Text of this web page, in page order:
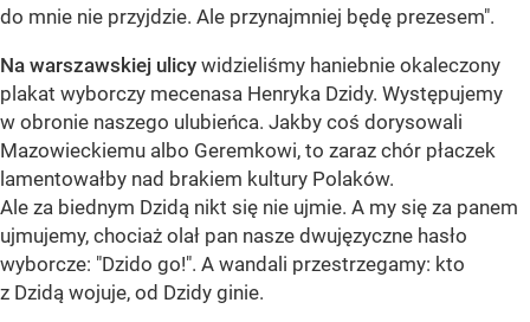
do mnie nie przyjdzie. Ale przynajmniej będę prezesem".
Na warszawskiej ulicy widzieliśmy haniebnie okaleczony
plakat wyborczy mecenasa Henryka Dzidy. Występujemy
w obronie naszego ulubieńca. Jakby coś dorysowali
Mazowieckiemu albo Geremkowi, to zaraz chór płaczek
lamentowałby nad brakiem kultury Polaków.
Ale za biednym Dzidą nikt się nie ujmie. A my się za panem
ujmujemy, chociaż olał pan nasze dwujęzyczne hasło
wyborcze: "Dzido go!". A wandali przestrzegamy: kto
z Dzidą wojuje, od Dzidy ginie.